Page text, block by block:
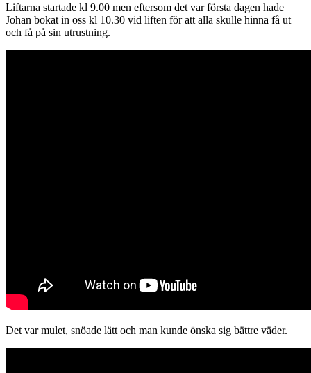
Liftarna startade kl 9.00 men eftersom det var första dagen hade
Johan bokat in oss kl 10.30 vid liften för att alla skulle hinna få ut
och få på sin utrustning.
Det var mulet, snöade lätt och man kunde önska sig bättre väder.